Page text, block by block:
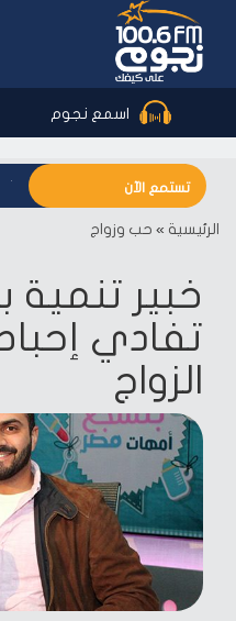
اسمع نجوم
تستمع الآن - نجوم اف ام - على كيفك
الرئيسية » حب وزواج
خبير تنمية
تفادي
الزواج